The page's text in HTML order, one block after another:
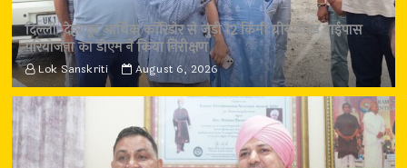
दिल्ली-देहरादून आर्थिक कॉरिडोर से जुड़ी 12 किमी ग्रीनफील्ड बाईपास
परियोजना का डीएम ने किया निरीक्षण
Lok Sanskriti August 6, 2026